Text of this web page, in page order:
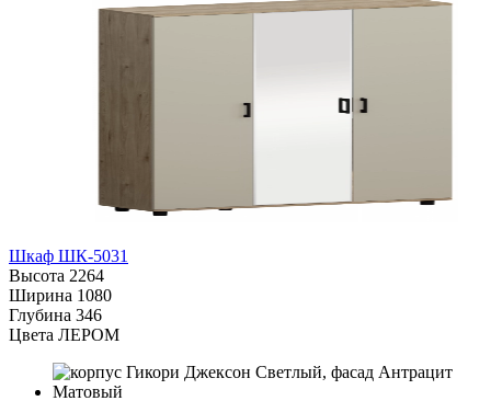
Шкаф ШК-5031
Высота 2264
Ширина 1080
Глубина 346
Цвета ЛЕРОМ